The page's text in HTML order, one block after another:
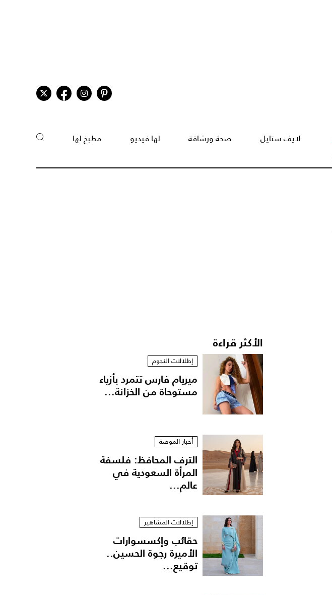
لايف ستايل صحة ورشاقة لها فيديو مطبخ لها
الأكثر قراءة
إطلالات النجوم
ميريام فارس تتمرد بأزياء
مستوحاة من الخزانة...
أخبار الموضة
الترف المحافظ: فلسفة
المرأة السعودية في
عالم...
إطلالات المشاهير
حقائب وإكسسوارات
الأميرة رجوة الحسين..
توقيع...